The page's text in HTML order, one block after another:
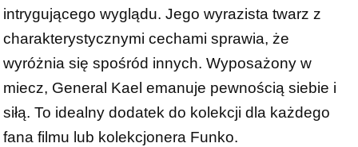
intrygującego wyglądu. Jego wyrazista twarz z
charakterystycznymi cechami sprawia, że
wyróżnia się spośród innych. Wyposażony w
miecz, General Kael emanuje pewnością siebie i
siłą. To idealny dodatek do kolekcji dla każdego
fana filmu lub kolekcjonera Funko.